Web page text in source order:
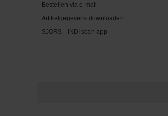
Bestellen via e-mail
Artikelgegevens downloaden
SJORS - INDI scan app